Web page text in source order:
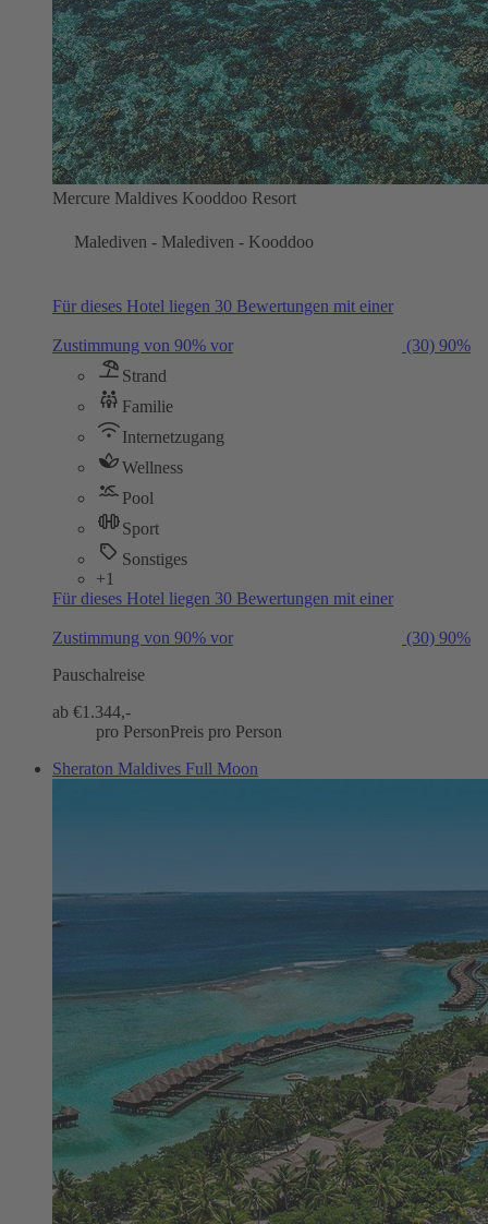
Mercure Maldives Kooddoo Resort
Malediven - Malediven - Kooddoo
Für dieses Hotel liegen 30 Bewertungen mit einer
Zustimmung von 90% vor (30) 90%
Strand
Familie
Internetzugang
Wellness
Pool
Sport
Sonstiges
+1
Für dieses Hotel liegen 30 Bewertungen mit einer
Zustimmung von 90% vor (30) 90%
Pauschalreise
ab €1.344,-
pro PersonPreis pro Person
Sheraton Maldives Full Moon